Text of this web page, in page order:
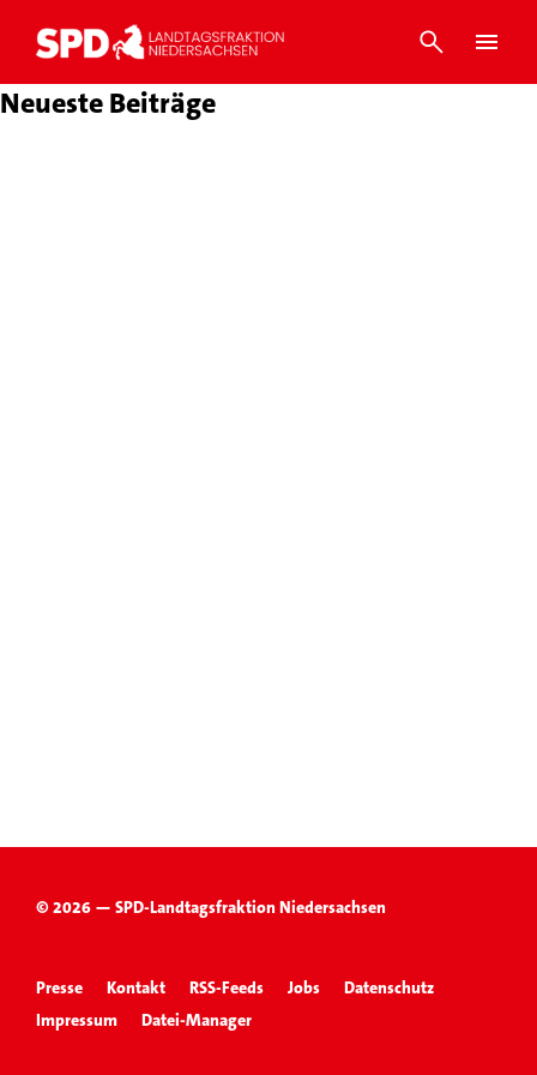
Neueste Beiträge
© 2026 — SPD-Landtagsfraktion Niedersachsen
Presse Kontakt RSS-Feeds Jobs
Datenschutz
Impressum
Datei-Manager